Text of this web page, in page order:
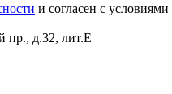
и согласен с условиями
пр., д.32, лит.Е